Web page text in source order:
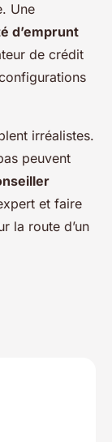
Une
d’emprunt
de crédit
irréalistes.
peuvent
et faire
la route d’un